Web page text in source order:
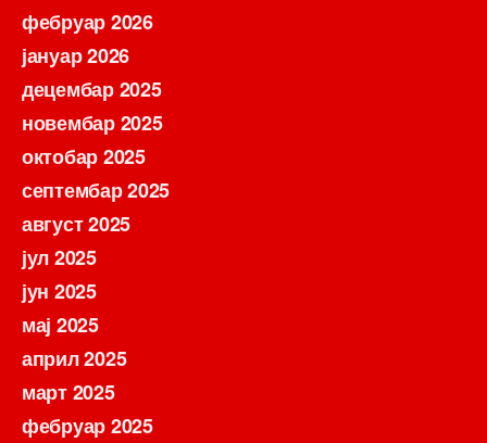
фебруар 2026
јануар 2026
децембар 2025
новембар 2025
октобар 2025
септембар 2025
август 2025
јул 2025
јун 2025
мај 2025
април 2025
март 2025
фебруар 2025